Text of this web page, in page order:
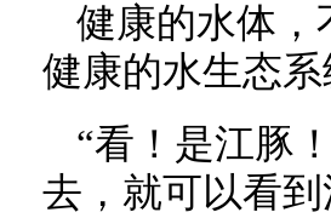
健康的水体，
健康的水生态系
“看！是江豚
去，就可以看